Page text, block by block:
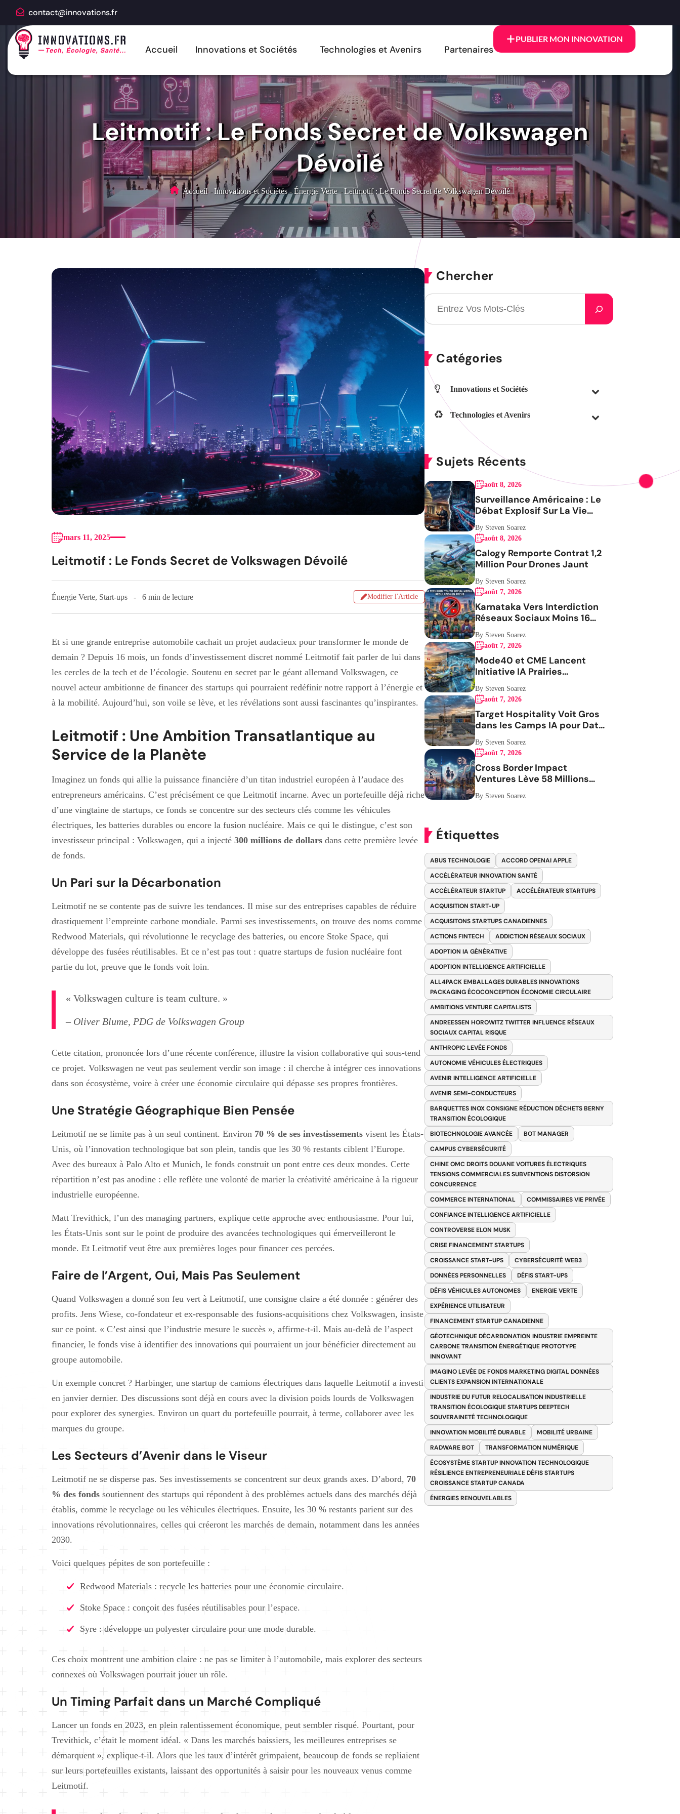
contact@innovations.fr
Accueil Innovations et Sociétés Technologies et Avenirs Partenaires
PUBLIER MON INNOVATION
Leitmotif : Le Fonds Secret de Volkswagen
Dévoilé
Accueil - Innovations et Sociétés - Énergie Verte - Leitmotif : Le Fonds Secret de Volkswagen Dévoilé
mars 11, 2025
Leitmotif : Le Fonds Secret de Volkswagen Dévoilé
Énergie Verte, Start-ups 6 min de lecture Modifier l'Article
Et si une grande entreprise automobile cachait un projet audacieux pour transformer le monde de
demain ? Depuis 16 mois, un fonds d’investissement discret nommé Leitmotif fait parler de lui dans
les cercles de la tech et de l’écologie. Soutenu en secret par le géant allemand Volkswagen, ce
nouvel acteur ambitionne de financer des startups qui pourraient redéfinir notre rapport à l’énergie et
à la mobilité. Aujourd’hui, son voile se lève, et les révélations sont aussi fascinantes qu’inspirantes.
Leitmotif : Une Ambition Transatlantique au
Service de la Planète
Imaginez un fonds qui allie la puissance financière d’un titan industriel européen à l’audace des
entrepreneurs américains. C’est précisément ce que Leitmotif incarne. Avec un portefeuille déjà riche
d’une vingtaine de startups, ce fonds se concentre sur des secteurs clés comme les véhicules
électriques, les batteries durables ou encore la fusion nucléaire. Mais ce qui le distingue, c’est son
investisseur principal : Volkswagen, qui a injecté 300 millions de dollars dans cette première levée
de fonds.
Un Pari sur la Décarbonation
Leitmotif ne se contente pas de suivre les tendances. Il mise sur des entreprises capables de réduire
drastiquement l’empreinte carbone mondiale. Parmi ses investissements, on trouve des noms comme
Redwood Materials, qui révolutionne le recyclage des batteries, ou encore Stoke Space, qui
développe des fusées réutilisables. Et ce n’est pas tout : quatre startups de fusion nucléaire font
partie du lot, preuve que le fonds voit loin.
« Volkswagen culture is team culture. »
– Oliver Blume, PDG de Volkswagen Group
Cette citation, prononcée lors d’une récente conférence, illustre la vision collaborative qui sous-tend
ce projet. Volkswagen ne veut pas seulement verdir son image : il cherche à intégrer ces innovations
dans son écosystème, voire à créer une économie circulaire qui dépasse ses propres frontières.
Une Stratégie Géographique Bien Pensée
Leitmotif ne se limite pas à un seul continent. Environ 70 % de ses investissements visent les États-
Unis, où l’innovation technologique bat son plein, tandis que les 30 % restants ciblent l’Europe.
Avec des bureaux à Palo Alto et Munich, le fonds construit un pont entre ces deux mondes. Cette
répartition n’est pas anodine : elle reflète une volonté de marier la créativité américaine à la rigueur
industrielle européenne.
Matt Trevithick, l’un des managing partners, explique cette approche avec enthousiasme. Pour lui,
les États-Unis sont sur le point de produire des avancées technologiques qui émerveilleront le
monde. Et Leitmotif veut être aux premières loges pour financer ces percées.
Faire de l’Argent, Oui, Mais Pas Seulement
Quand Volkswagen a donné son feu vert à Leitmotif, une consigne claire a été donnée : générer des
profits. Jens Wiese, co-fondateur et ex-responsable des fusions-acquisitions chez Volkswagen, insiste
sur ce point. « C’est ainsi que l’industrie mesure le succès », affirme-t-il. Mais au-delà de l’aspect
financier, le fonds vise à identifier des innovations qui pourraient un jour bénéficier directement au
groupe automobile.
Un exemple concret ? Harbinger, une startup de camions électriques dans laquelle Leitmotif a investi
en janvier dernier. Des discussions sont déjà en cours avec la division poids lourds de Volkswagen
pour explorer des synergies. Environ un quart du portefeuille pourrait, à terme, collaborer avec les
marques du groupe.
Les Secteurs d’Avenir dans le Viseur
Leitmotif ne se disperse pas. Ses investissements se concentrent sur deux grands axes. D’abord, 70
% des fonds soutiennent des startups qui répondent à des problèmes actuels dans des marchés déjà
établis, comme le recyclage ou les véhicules électriques. Ensuite, les 30 % restants parient sur des
innovations révolutionnaires, celles qui créeront les marchés de demain, notamment dans les années
2030.
Voici quelques pépites de son portefeuille :
Redwood Materials : recycle les batteries pour une économie circulaire.
Stoke Space : conçoit des fusées réutilisables pour l’espace.
Syre : développe un polyester circulaire pour une mode durable.
Ces choix montrent une ambition claire : ne pas se limiter à l’automobile, mais explorer des secteurs
connexes où Volkswagen pourrait jouer un rôle.
Un Timing Parfait dans un Marché Compliqué
Lancer un fonds en 2023, en plein ralentissement économique, peut sembler risqué. Pourtant, pour
Trevithick, c’était le moment idéal. « Dans les marchés baissiers, les meilleures entreprises se
démarquent », explique-t-il. Alors que les taux d’intérêt grimpaient, beaucoup de fonds se repliaient
sur leurs portefeuilles existants, laissant des opportunités à saisir pour les nouveaux venus comme
Leitmotif.
Chercher
Catégories
Innovations et Sociétés
Technologies et Avenirs
Sujets Récents
août 8, 2026
Surveillance Américaine : Le
Débat Explosif Sur La Vie
Privée
By Steven Soarez
août 8, 2026
Calogy Remporte Contrat 1,2
Million Pour Drones Jaunt
By Steven Soarez
août 7, 2026
Karnataka Vers Interdiction
Réseaux Sociaux Moins 16
Ans
By Steven Soarez
août 7, 2026
Mode40 et CME Lancent
Initiative IA Prairies
Aérospatiale
By Steven Soarez
août 7, 2026
Target Hospitality Voit Gros
dans les Camps IA pour Data
Centers
By Steven Soarez
août 7, 2026
Cross Border Impact
Ventures Lève 58 Millions
USD Pour Santé Femmes
By Steven Soarez
Étiquettes
ABUS TECHNOLOGIE
ACCORD OPENAI APPLE
ACCÉLÉRATEUR INNOVATION SANTÉ
ACCÉLÉRATEUR STARTUP
ACCÉLÉRATEUR STARTUPS
ACQUISITION START-UP
ACQUISITONS STARTUPS CANADIENNES
ACTIONS FINTECH
ADDICTION RÉSEAUX SOCIAUX
ADOPTION IA GÉNÉRATIVE
ADOPTION INTELLIGENCE ARTIFICIELLE
ALL4PACK EMBALLAGES DURABLES INNOVATIONS
PACKAGING ÉCOCONCEPTION ÉCONOMIE CIRCULAIRE
AMBITIONS VENTURE CAPITALISTS
ANDREESSEN HOROWITZ TWITTER INFLUENCE RÉSEAUX
SOCIAUX CAPITAL RISQUE
ANTHROPIC LEVÉE FONDS
AUTONOMIE VÉHICULES ÉLECTRIQUES
AVENIR INTELLIGENCE ARTIFICIELLE
AVENIR SEMI-CONDUCTEURS
BARQUETTES INOX CONSIGNE RÉDUCTION DÉCHETS BERNY
TRANSITION ÉCOLOGIQUE
BIOTECHNOLOGIE AVANCÉE
BOT MANAGER
CAMPUS CYBERSÉCURITÉ
CHINE OMC DROITS DOUANE VOITURES ÉLECTRIQUES
TENSIONS COMMERCIALES SUBVENTIONS DISTORSION
CONCURRENCE
COMMERCE INTERNATIONAL
COMMISSAIRES VIE PRIVÉE
CONFIANCE INTELLIGENCE ARTIFICIELLE
CONTROVERSE ELON MUSK
CRISE FINANCEMENT STARTUPS
CROISSANCE START-UPS
CYBERSÉCURITÉ WEB3
DONNÉES PERSONNELLES
DÉFIS START-UPS
DÉFIS VÉHICULES AUTONOMES
ENERGIE VERTE
EXPÉRIENCE UTILISATEUR
FINANCEMENT STARTUP CANADIENNE
GÉOTECHNIQUE DÉCARBONATION INDUSTRIE EMPREINTE
CARBONE TRANSITION ÉNERGÉTIQUE PROTOTYPE
INNOVANT
IMAGINO LEVÉE DE FONDS MARKETING DIGITAL DONNÉES
CLIENTS EXPANSION INTERNATIONALE
INDUSTRIE DU FUTUR RELOCALISATION INDUSTRIELLE
TRANSITION ÉCOLOGIQUE STARTUPS DEEPTECH
SOUVERAINETÉ TECHNOLOGIQUE
INNOVATION MOBILITÉ DURABLE
MOBILITÉ URBAINE
RADWARE BOT
TRANSFORMATION NUMÉRIQUE
ÉCOSYSTÈME STARTUP INNOVATION TECHNOLOGIQUE
RÉSILIENCE ENTREPRENEURIALE DÉFIS STARTUPS
CROISSANCE STARTUP CANADA
ÉNERGIES RENOUVELABLES